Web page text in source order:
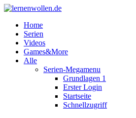
Home
Serien
Videos
Games&More
Alle
Serien-Megamenu
Grundlagen 1
Erster Login
Startseite
Schnellzugriff